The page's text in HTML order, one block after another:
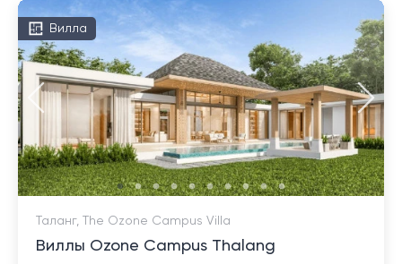
Вилла
Таланг, The Ozone Campus Villa
Виллы Ozone Campus Thalang